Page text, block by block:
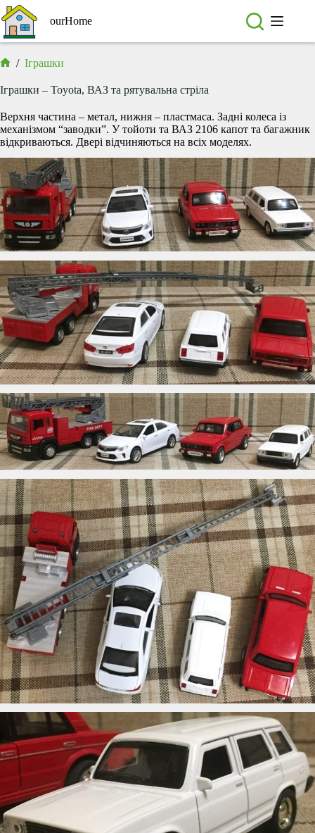
Перейти
до
вмісту
ourHome
/ Іграшки
Іграшки – Toyota, ВАЗ та рятувальна стріла
Верхня частина – метал, нижня – пластмаса. Задні колеса із
механізмом “заводки”. У тойоти та ВАЗ 2106 капот та багажник
відкриваються. Двері відчиняються на всіх моделях.